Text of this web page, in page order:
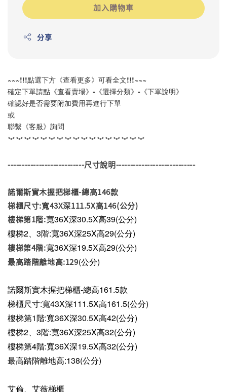
加入購物車
分享
~~~!!!點選下方《查看更多》可看全文!!!~~~
確定下單請點《查看賣場》-《選擇分類》-《下單說明》
確認好是否需要附加費用再進行下單
或
聯繫《客服》詢問
︾︾︾︾︾︾︾︾︾︾︾︾︾︾︾︾︾
---------------------------尺寸說明----------------------------
諾爾斯實木握把梯櫃-總高146款
梯櫃尺寸:寬43X深111.5X高146(公分)
樓梯第1階:寬36X深30.5X高39(公分)
樓梯2、3階:寬36X深25X高29(公分)
樓梯第4階:寬36X深19.5X高29(公分)
最高踏階離地高:129(公分)
諾爾斯實木握把梯櫃-總高161.5款
梯櫃尺寸:寬43X深111.5X高161.5(公分)
樓梯第1階:寬36X深30.5X高42(公分)
樓梯2、3階:寬36X深25X高32(公分)
樓梯第4階:寬36X深19.5X高32(公分)
最高踏階離地高:138(公分)
艾倫、艾薇梯櫃